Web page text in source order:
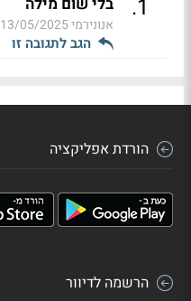
1
.
אנונירמי13/05/2025 13:33
הגב לתגובה זו
הורדת אפליקציה
הרשמה לדיוור